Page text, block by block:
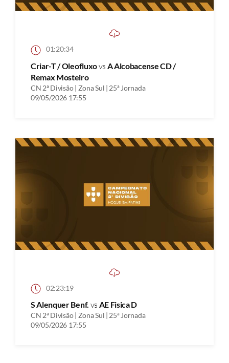
01:20:34
Criar-T / Oleofluxovs A Alcobacense CD /
Remax Mosteiro
CN 2ª Divisão | Zona Sul | 25ª Jornada
09/05/2026 17:55
02:23:19
S Alenquer Benf. vs AE Fisica D
CN 2ª Divisão | Zona Sul | 25ª Jornada
09/05/2026 17:55